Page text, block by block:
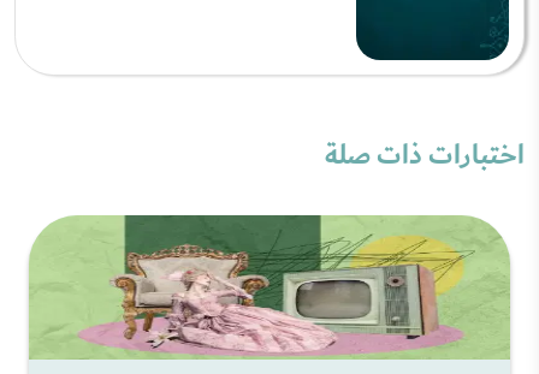
اختبارات ذات صلة